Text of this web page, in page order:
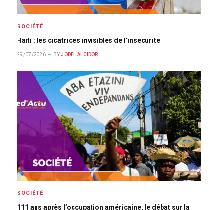
SOCIÉTÉ
Haïti : les cicatrices invisibles de l’insécurité
29/07/2026 BY JODEL ALCIDOR
SOCIÉTÉ
111 ans après l’occupation américaine, le débat sur la